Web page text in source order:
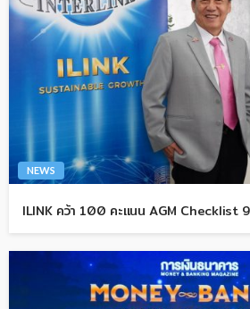
NEWS
ILINK คว้า 100 คะแนน AGM Checklist